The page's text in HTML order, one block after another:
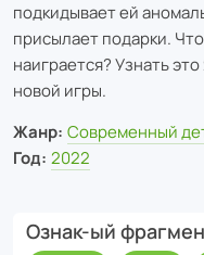
подкидывает ей
присылает подарки.
наиграется? Узнать
новой игры.
Жанр: Современный
Год: 2022
Ознак-ый